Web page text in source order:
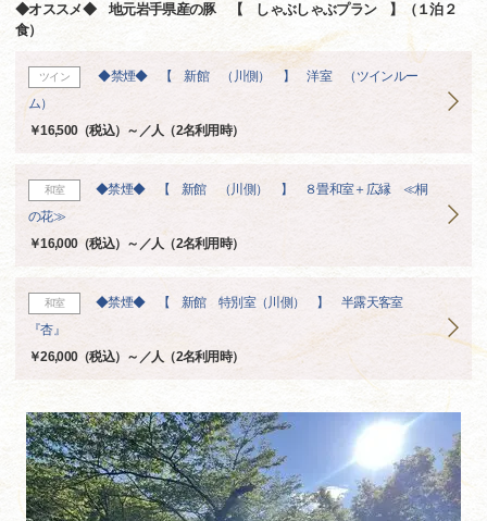
◆オススメ◆ 地元岩手県産の豚 【 しゃぶしゃぶプラン 】（１泊２
食）
ツイン
◆禁煙◆ 【 新館 （川側） 】 洋室 （ツインルー
ム）
￥16,500（税込）～／人（2名利用時）
和室
◆禁煙◆ 【 新館 （川側） 】 ８畳和室＋広縁 ≪桐
の花≫
￥16,000（税込）～／人（2名利用時）
和室
◆禁煙◆ 【 新館 特別室（川側） 】 半露天客室
『杏』
￥26,000（税込）～／人（2名利用時）